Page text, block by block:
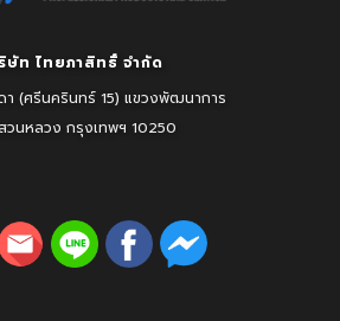
ษัท ไทยภาสิทธิ์ จำกัด
า (ศรีนครินทร์ 15) แขวงพัฒนาการ
วนหลวง กรุงเทพฯ 10250